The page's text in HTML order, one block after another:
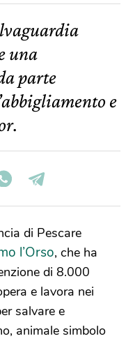
una
parte
e
di Pescare
l’Orso, che ha
di 8.000
e lavora nei
salvare e
animale simbolo